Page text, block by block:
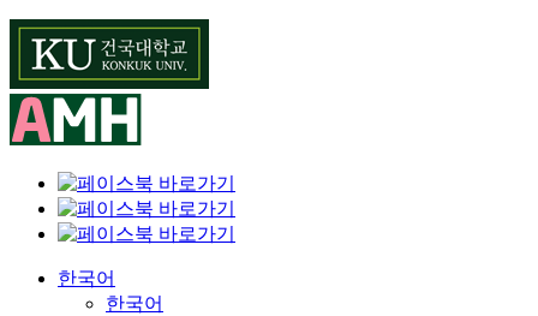
Skip
content
한국어
한국어